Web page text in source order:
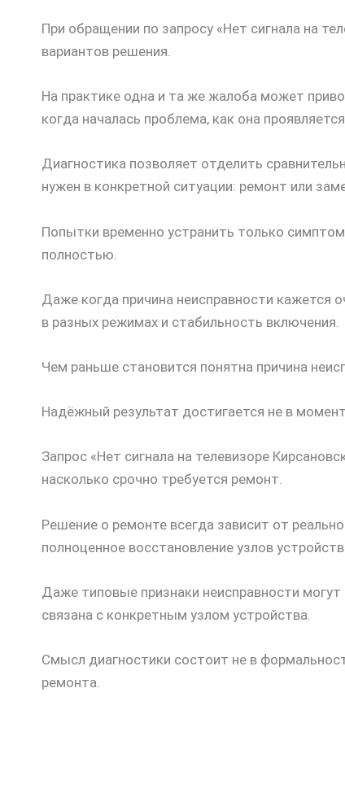
При обращении по запросу «Нет сигнала на
вариантов решения.
На практике одна и та же жалоба может
когда началась проблема, как она
Диагностика позволяет отделить
нужен в конкретной ситуации: ремонт или
Попытки временно устранить только
полностью.
Даже когда причина неисправности кажется
в разных режимах и стабильность включения.
Чем раньше становится понятна причина
Надёжный результат достигается не в
Запрос «Нет сигнала на телевизоре
насколько срочно требуется ремонт.
Решение о ремонте всегда зависит от
полноценное восстановление узлов
Даже типовые признаки неисправности
связана с конкретным узлом устройства.
Смысл диагностики состоит не в
ремонта.